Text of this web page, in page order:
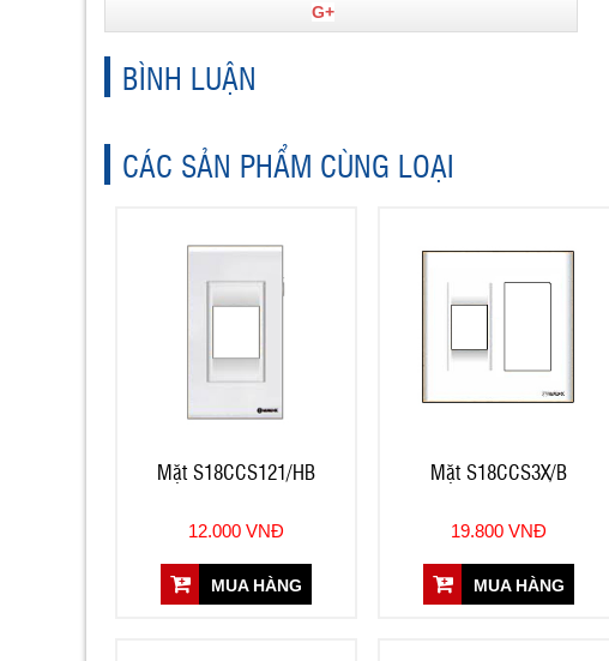
G+
BÌNH LUẬN
CÁC SẢN PHẨM CÙNG LOẠI
Mặt S18CCS121/HB
12.000 VNĐ
MUA HÀNG
Mặt S18CCS3X/B
19.800 VNĐ
MUA HÀNG